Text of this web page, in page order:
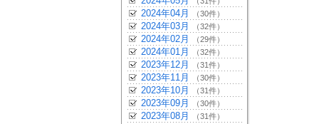
2024年04月 （30件）
2024年03月 （32件）
2024年02月 （29件）
2024年01月 （32件）
2023年12月 （31件）
2023年11月 （30件）
2023年10月 （31件）
2023年09月 （30件）
2023年08月 （31件）